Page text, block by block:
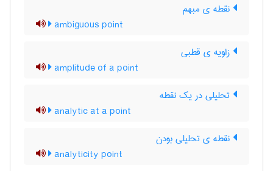
نقطه ی مبهم
ambiguous point
زاویه ی قطبی
amplitude of a point
تحلیلی در یک نقطه
analytic at a point
نقطه ی تحلیلی بودن
analyticity point